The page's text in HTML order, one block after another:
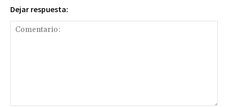
Dejar respuesta: